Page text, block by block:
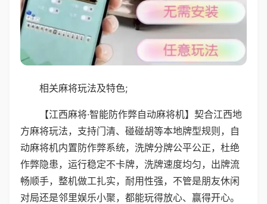
相关麻将玩法及特色;
【江西麻将·智能防作弊自动麻将机】契合江西地
方麻将玩法，支持门清、碰碰胡等本地牌型规则，自
动麻将机内置防作弊系统，洗牌分牌公平公正，杜绝
作弊隐患，运行稳定不卡牌，洗牌速度均匀，出牌流
畅顺手，整机做工扎实，耐用性强，不管是朋友休闲
对局还是邻里娱乐小聚，都能玩得放心、赢得开心。